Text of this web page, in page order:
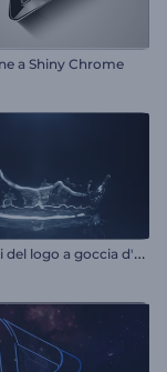
a Shiny Chrome
A
nimazioni del logo a goccia d'acqua